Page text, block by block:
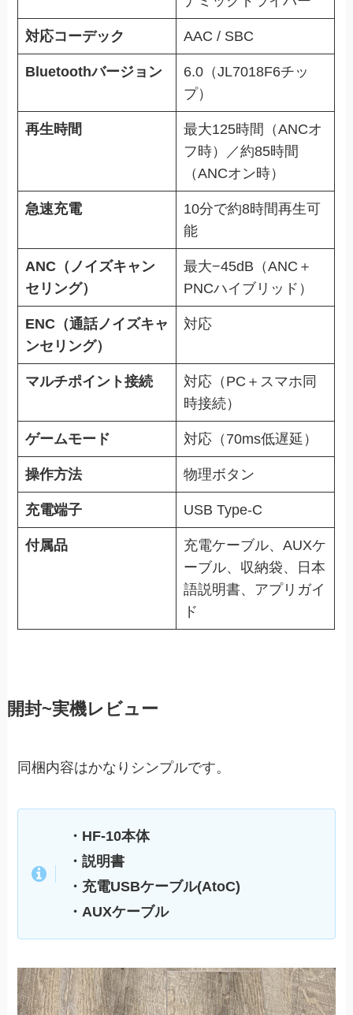
対応コーデック AAC / SBC
Bluetoothバージョン
6.0（JL7018F6チッ
プ）
再生時間
最大125時間（ANCオ
フ時）／約85時間
（ANCオン時）
急速充電
10分で約8時間再生可
能
ANC（ノイズキャン
セリング）
最大−45dB（ANC＋
PNCハイブリッド）
ENC（通話ノイズキャ
ンセリング）
対応
マルチポイント接続
対応（PC＋スマホ同
時接続）
ゲームモード 対応（70ms低遅延）
操作方法 物理ボタン
充電端子 USB Type-C
付属品
充電ケーブル、AUXケ
ーブル、収納袋、日本
語説明書、アプリガイ
ド
開封~実機レビュー
同梱内容はかなりシンプルです。
・HF-10本体
・説明書
・充電USBケーブル(AtoC)
・AUXケーブル